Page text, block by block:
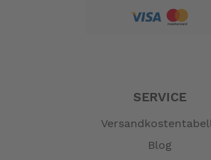
SERVICE
Blog